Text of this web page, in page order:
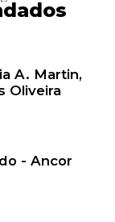
A. Martin,
Oliveira
- Ancor